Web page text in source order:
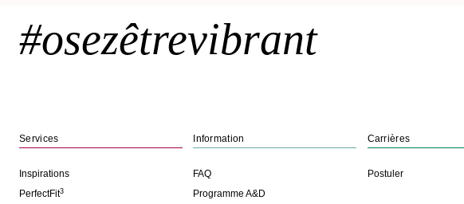
#osezêtrevibrant
Services
Inspirations
PerfectFit3
Information
FAQ
Programme A&D
Carrières
Postuler